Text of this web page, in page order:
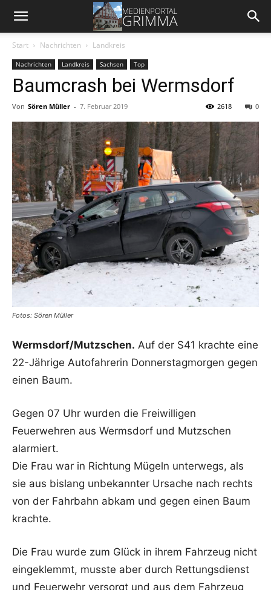
Start Nachrichten Landkreis
Nachrichten Landkreis Sachsen Top
Baumcrash bei Wermsdorf
Von Sören Müller - 7. Februar 2019 0
2618
Fotos: Sören Müller
Wermsdorf/Mutzschen. Auf der S41 krachte eine
22-Jährige Autofahrerin Donnerstagmorgen gegen
einen Baum.
Gegen 07 Uhr wurden die Freiwilligen
Feuerwehren aus Wermsdorf und Mutzschen
alarmiert.
Die Frau war in Richtung Mügeln unterwegs, als
sie aus bislang unbekannter Ursache nach rechts
von der Fahrbahn abkam und gegen einen Baum
krachte.
Die Frau wurde zum Glück in ihrem Fahrzeug nicht
eingeklemmt, musste aber durch Rettungsdienst
und Feuerwehr versorgt und aus dem Fahrzeug